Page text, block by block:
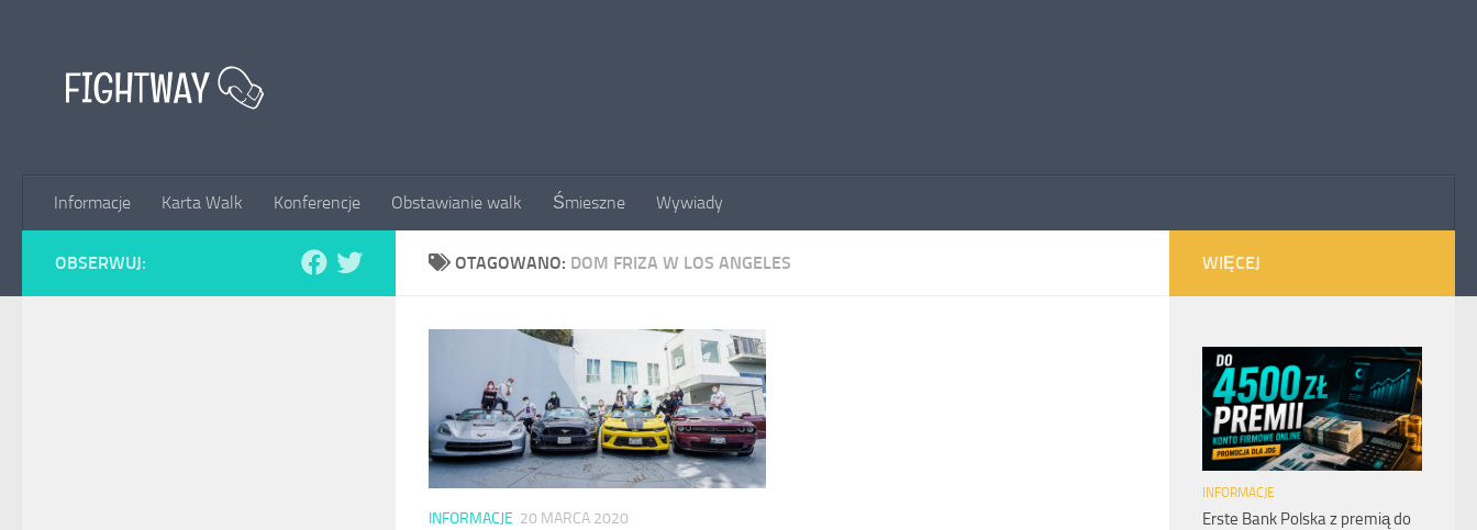
Informacje Karta Walk Konferencje Obstawianie walk Śmieszne Wywiady
OTAGOWANO: DOM FRIZA W LOS ANGELES
INFORMACJE 20 MARCA 2020
OBSERWUJ: WIĘCEJ
INFORMACJE
Erste Bank Polska z premią do